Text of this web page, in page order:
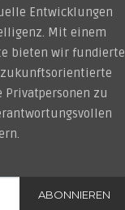
Entwicklungen
Mit einem
bieten wir fundierte
zukunftsorientierte
zu
ABONNIEREN